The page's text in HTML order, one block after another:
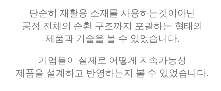
단순히 재활용 소재를 사용하는것이아닌
공정 전체의 순환 구조까지 포괄하는 형태의
제품과 기술을 볼 수 있었습니다.
기업들이 실제로 어떻게 지속가능성
제품을 설계하고 반영하는지 볼 수 있었습니다.